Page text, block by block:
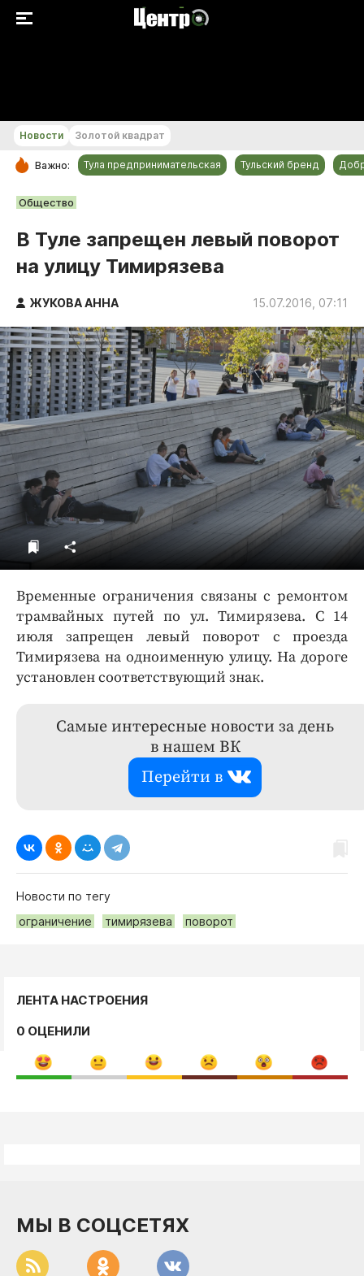
РУБРИКИ
Культура
Происшествия
Спорт
Тульский бренд
Тула предпринимательская
ДоброЦентр
Голодный шпион
Новости Золотой квадрат
Важно: Тула предпринимательская Тульский бренд
Общество
В Туле запрещен левый поворот
на улицу Тимирязева
ЖУКОВА АННА 15.07.2016, 07:11
Временные ограничения связаны с ремонтом
трамвайных путей по ул. Тимирязева. С 14
июля запрещен левый поворот с проезда
Тимирязева на одноименную улицу. На дороге
установлен соответствующий знак.
Самые интересные новости за день
в нашем ВК
Перейти в
Новости по тегу
ограничение
тимирязева поворот
ЛЕНТА НАСТРОЕНИЯ
0 ОЦЕНИЛИ
МЫ В СОЦСЕТЯХ